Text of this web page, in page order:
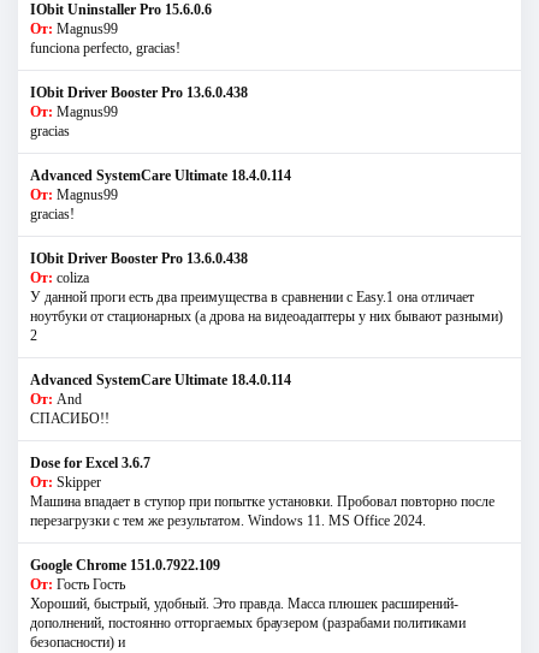
IObit Uninstaller Pro 15.6.0.6
От: Magnus99
funciona perfecto, gracias!
IObit Driver Booster Pro 13.6.0.438
От: Magnus99
gracias
Advanced SystemCare Ultimate 18.4.0.114
От: Magnus99
gracias!
IObit Driver Booster Pro 13.6.0.438
От: coliza
У данной проги есть два преимущества в сравнении с Easy.1 она отличает
ноутбуки от стационарных (а дрова на видеоадаптеры у них бывают разными)
2
Advanced SystemCare Ultimate 18.4.0.114
От: And
СПАСИБО!!
Dose for Excel 3.6.7
От: Skipper
Машина впадает в ступор при попытке установки. Пробовал повторно после
перезагрузки с тем же результатом. Windows 11. MS Offiсe 2024.
Google Chrome 151.0.7922.109
От: Гость Гость
Хороший, быстрый, удобный. Это правда. Масса плюшек расширений-
дополнений, постоянно отторгаемых браузером (разрабами политиками
безопасности) и